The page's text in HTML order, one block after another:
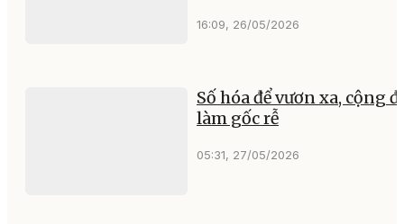
16:09, 26/05/2026
Số hóa để vươn xa, cộng
làm gốc rễ
05:31, 27/05/2026